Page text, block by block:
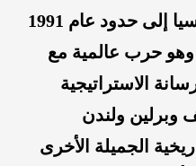
وأضاف: محاولات إعادة روسيا إلى حدود عام 1991
حرب عالمية مع
الاستراتيجية
وبرلين ولندن
الجميلة الأخرى